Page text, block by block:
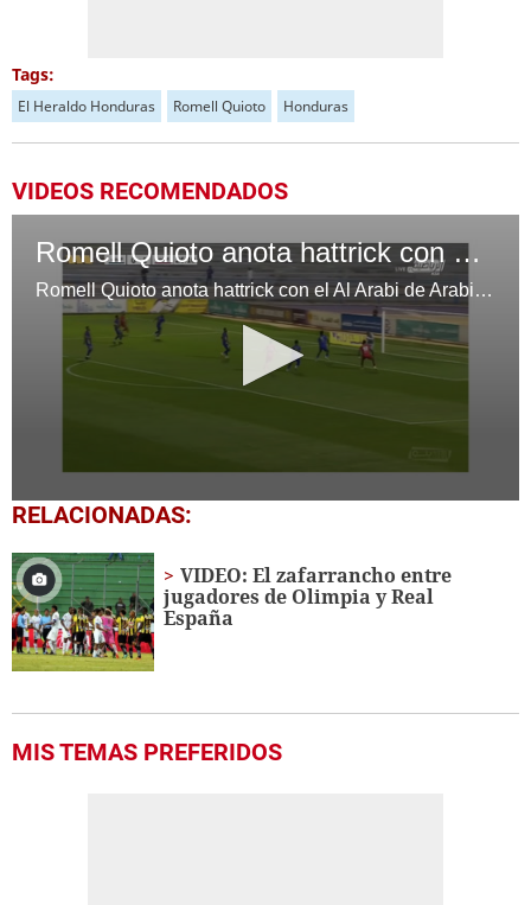
Tags:
El Heraldo Honduras Romell Quioto Honduras
VIDEOS RECOMENDADOS
​Romell Quioto anota hattrick con el Al Arabi de Arabia Saudita
​Romell Quioto anota hattrick con el Al Arabi de Arabia Saudita y con eso llega a los 9 goles en el torneo
0
seconds
37
seconds
RELACIONADAS:
VIDEO: El zafarrancho entre
jugadores de Olimpia y Real
España
MIS TEMAS PREFERIDOS